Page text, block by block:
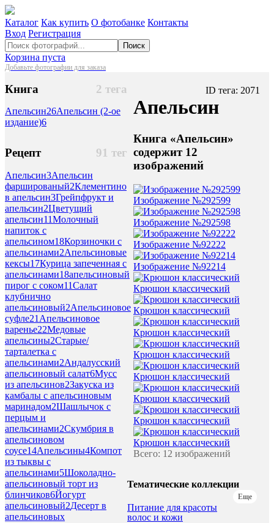
Каталог Как купить О фотобанке Контакты
Вход Регистрация
Поиск
Корзина пуста
Добавьте фотографии для заказа
2 тега
Книга
Апельсин26Апельсин (2-ое
издание)6
91 тег
Рецепт
Апельсин3Апельсин
фаршированый2Клементино
в апельсин3Грейпфрукт и
апельсин2Цветущий
апельсин11Молочный
напиток с
апельсином18Корзиночки с
апельсинами2Апельсиновые
кексы17Курица запеченная с
апельсинами18апельсиновый
пирог с соком11Салат
клубнично
апельсиновый2Апельсиновое
суфле21 Апельсиновое
варенье22Медовые
апельсины2Старые/
тарталетка с
апельсинами2Андалусский
апельсиновый салат6Мусс
из апельсинов2Закуска из
камбалы с апельсиновым
маринадом2Шашлычок с
перцым и
апельсинами2Скумбрия в
апельсиновом
соусе14Апельсины4Компот
из тыквы с
апельсинами5Шоколадно-
апельсиновый торт из
блинчиков6Йогурт
апельсиновый2Десерт в
апельсиновых
ID тега: 2071
Апельсин
Книга «Апельсин»
содержит 12
изображений
Изображение №292599
Изображение №292598
Изображение №92222
Изображение №92214
Крюшон классический
Крюшон классический
Крюшон классический
Крюшон классический
Крюшон классический
Крюшон классический
Крюшон классический
Крюшон классический
Всего: 12 изображений
Тематические коллекции
Еще
Питание для красоты
волос и кожи